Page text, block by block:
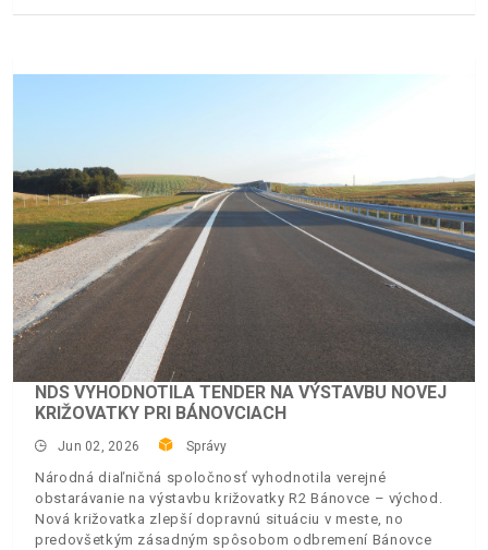
NDS VYHODNOTILA TENDER NA VÝSTAVBU NOVEJ
KRIŽOVATKY PRI BÁNOVCIACH
Jun 02, 2026 Správy
Národná diaľničná spoločnosť vyhodnotila verejné
obstarávanie na výstavbu križovatky R2 Bánovce – východ.
Nová križovatka zlepší dopravnú situáciu v meste, no
predovšetkým zásadným spôsobom odbremení Bánovce